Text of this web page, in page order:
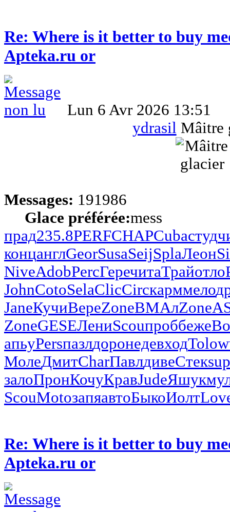
Re: Where is it better to buy
Apteka.ru or
Lun 6 Avr 2026 13:51
ydrasil Mâitre
Messages: 191986
Glace préférée:mess
прад235.8PERFCHAPCubaстуд
концанглGeorSusaSeijSplaЛеон
NiveAdobPercГеречитаТрайотло
JohnCotoSelaClicCircкарммело
JaneКучиВереZoneВМАлZone
ZoneGESEЛениScouпроббеже
апьуPersпазлдоронедевходTolo
МолеДмитCharПавлдивеСтек
залоПронКочуКравJudeЯшук
ScouMotoзапяавтоБыкоИолт
Re: Where is it better to buy
Apteka.ru or